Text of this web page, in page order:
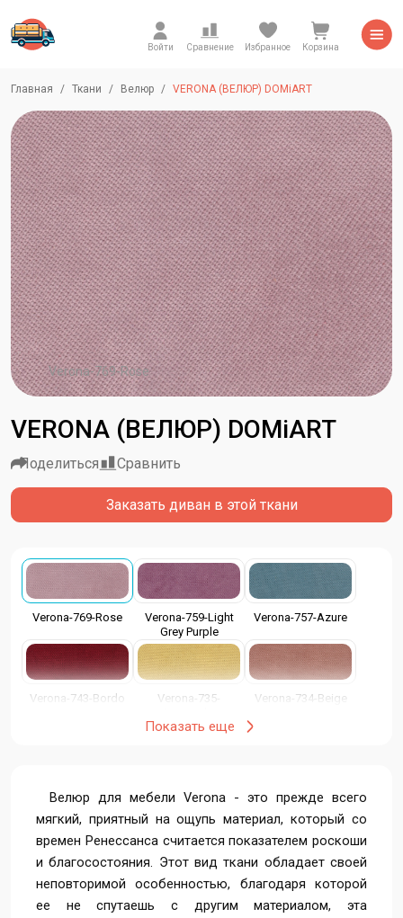
Войти Сравнение Избранное Корзина
Главная Ткани Велюр VERONA (ВЕЛЮР) DOMiART
Verona-769-Rose
VERONA (ВЕЛЮР) DOMiART
Заказать диван в этой ткани
Поделиться Сравнить
Verona-769-Rose
Verona-759-Light
Grey Purple
Verona-757-Azure
Verona-743-Bordo
Verona-735-
Verona-734-Beige
Phistache
Verona-94-Wenge
Verona-84-Grey
Verona-74(744)-Dark
Показать еще
Велюр для мебели Verona - это прежде всего
мягкий, приятный на ощупь материал, который со
времен Ренессанса считается показателем роскоши
и благосостояния. Этот вид ткани обладает своей
неповторимой особенностью, благодаря которой
ее не спутаешь с другим материалом, эта